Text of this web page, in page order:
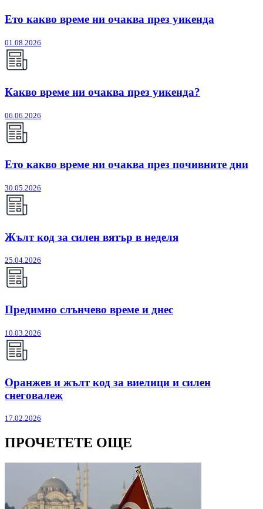
Ето какво време ни очаква през уикенда
01.08.2026
Какво време ни очаква през уикенда?
06.06.2026
Ето какво време ни очаква през почивните дни
30.05.2026
Жълт код за силен вятър в неделя
25.04.2026
Предимно слънчево време и днес
10.03.2026
Оранжев и жълт код за виелици и силен
снеговалеж
17.02.2026
ПРОЧЕТЕТЕ ОЩЕ